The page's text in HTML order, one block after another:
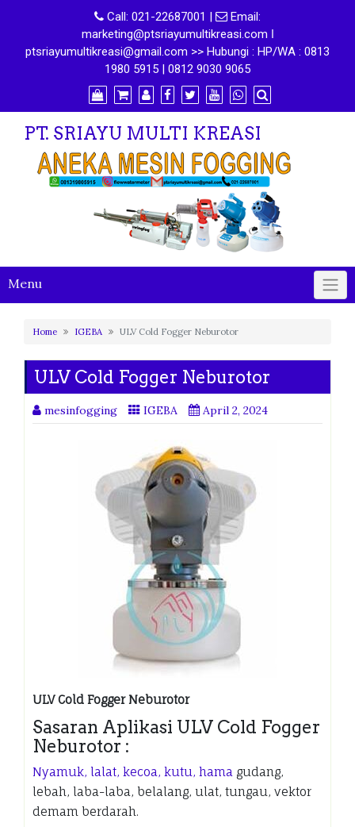
Call: 021-22687001 |
Email:
marketing@ptsriayumultikreasi.com ǀ
ptsriayumultikreasi@gmail.com >> Hubungi : HP/WA : 0813
1980 5915 | 0812 9030 9065
PT. SRIAYU MULTI KREASI
Menu
Home IGEBA ULV Cold Fogger Neburotor
ULV Cold Fogger Neburotor
mesinfogging IGEBA April 2, 2024
ULV Cold Fogger Neburotor
Sasaran Aplikasi ULV Cold Fogger
Neburotor :
Nyamuk, lalat, kecoa, kutu, hama gudang,
lebah, laba-laba, belalang, ulat, tungau, vektor
demam berdarah.